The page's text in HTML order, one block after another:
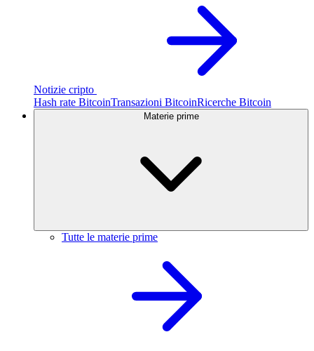
Notizie cripto
Hash rate BitcoinTransazioni BitcoinRicerche Bitcoin
Materie prime
Tutte le materie prime